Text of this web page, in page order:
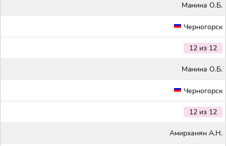
Maнина О.Б.
Черногорск
12 из 12
Maнина О.Б.
Черногорск
12 из 12
Амирханян А.Н.